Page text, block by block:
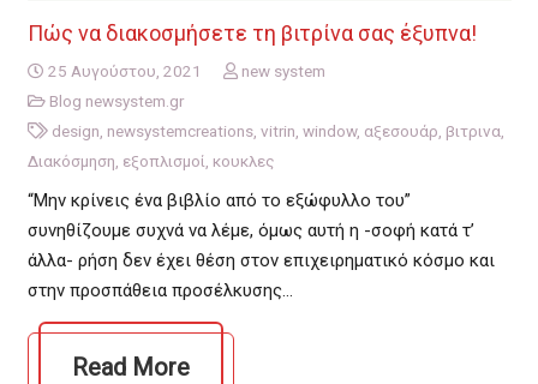
Πώς να διακοσμήσετε τη βιτρίνα σας έξυπνα!
25 Αυγούστου, 2021
new system
Blog newsystem.gr
design, newsystemcreations, vitrin, window, αξεσουάρ, βιτρινα,
Διακόσμηση, εξοπλισμοί, κουκλες
“Μην κρίνεις ένα βιβλίο από το εξώφυλλο του”
συνηθίζουμε συχνά να λέμε, όμως αυτή η -σοφή κατά τ’
άλλα- ρήση δεν έχει θέση στον επιχειρηματικό κόσμο και
στην προσπάθεια προσέλκυσης…
Read More